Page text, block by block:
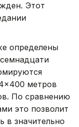
Этот
определены
метров
По сравнению
это позволит
в значительно